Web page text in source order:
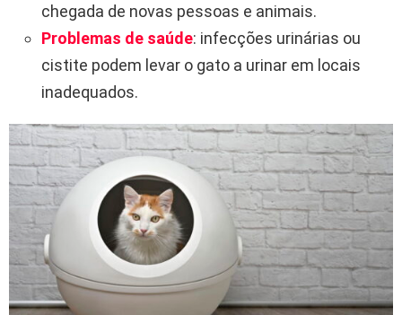
chegada de novas pessoas e animais.
Problemas de saúde: infecções urinárias ou
cistite podem levar o gato a urinar em locais
inadequados.